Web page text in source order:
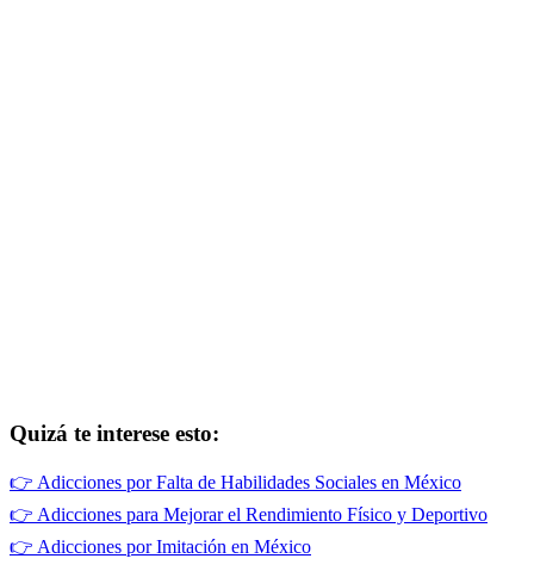
Quizá te interese esto:
👉 Adicciones por Falta de Habilidades Sociales en México
👉 Adicciones para Mejorar el Rendimiento Físico y Deportivo
👉 Adicciones por Imitación en México